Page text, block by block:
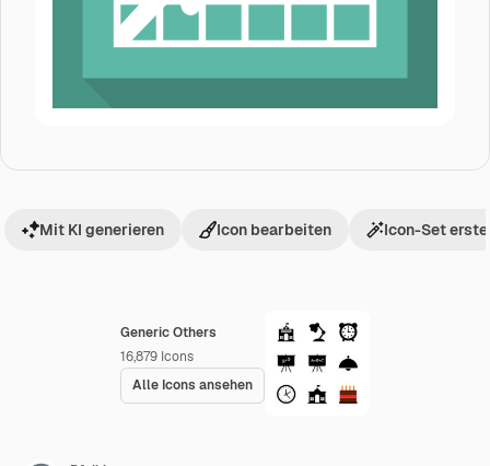
Generic Others
16,879 Icons
Alle Icons ansehen
Mit KI generieren Icon bearbeiten Icon-Set